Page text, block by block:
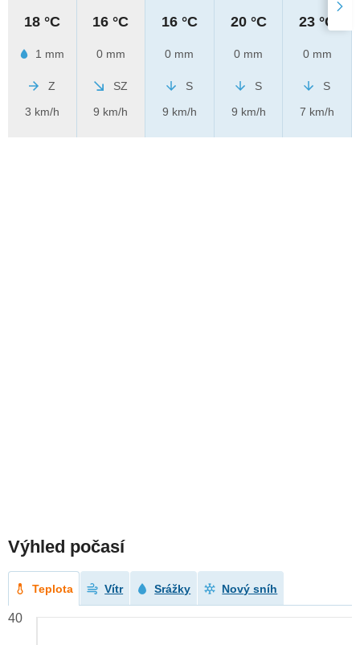
18 °C
1 mm
Z
3 km/h
16 °C
0 mm
SZ
9 km/h
16 °C
0 mm
S
9 km/h
20 °C
0 mm
S
9 km/h
23 °C
0 mm
S
7 km/h
Výhled počasí
Teplota Vítr Srážky Nový sníh
40